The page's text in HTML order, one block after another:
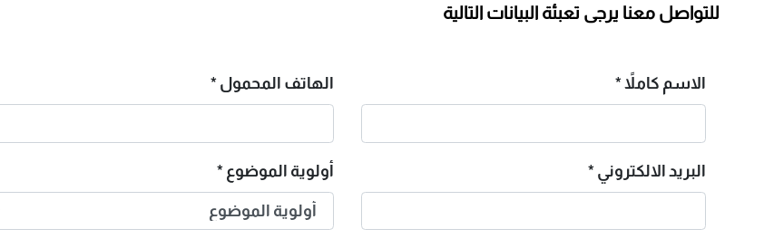
للتواصل معنا يرجى تعبئة البيانات التالية
الاسم كاملاً* الهاتف المحمول*
البريد الالكتروني * أولوية الموضوع*